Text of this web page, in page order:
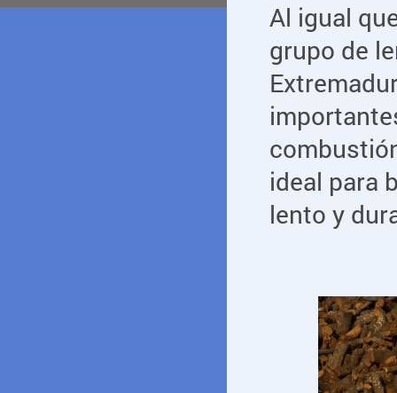
Al igual
grupo de
ideal para
lento y